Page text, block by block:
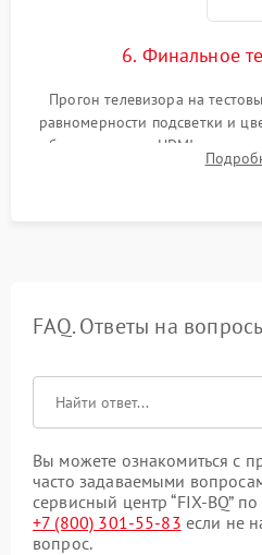
6. Финальное
Прогон телевизора на
равномерности подсветки и
работы разъемов HDMI,
в рабочем режиме в
FAQ. Ответы на
Вы можете ознакомиться с
часто задаваемыми
сервисный центр “FIX-BQ”
+7 (800) 301-55-83 если не
вопрос.